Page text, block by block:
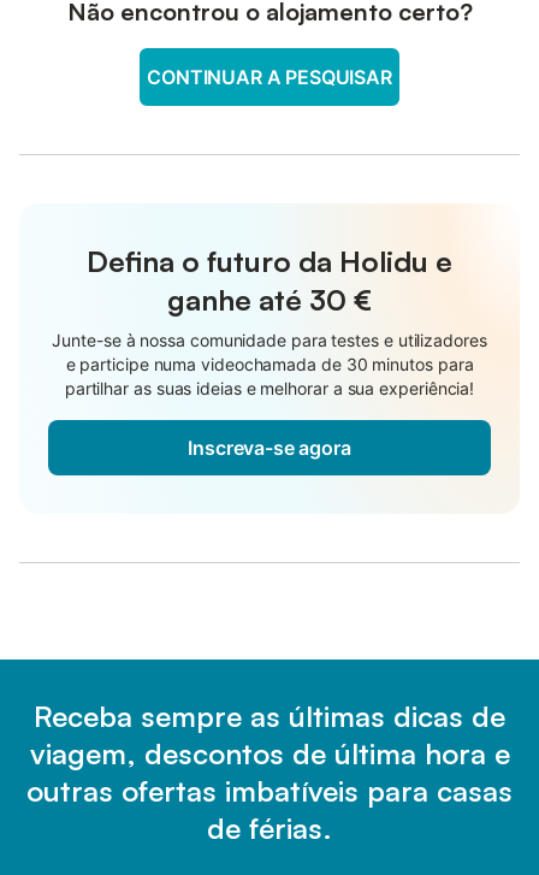
Não encontrou o alojamento certo?
CONTINUAR A PESQUISAR
Defina o futuro da Holidu e
ganhe até 30 €
Junte-se à nossa comunidade para testes e utilizadores
e participe numa videochamada de 30 minutos para
partilhar as suas ideias e melhorar a sua experiência!
Inscreva-se agora
Receba sempre as últimas dicas de
viagem, descontos de última hora e
outras ofertas imbatíveis para casas
de férias.